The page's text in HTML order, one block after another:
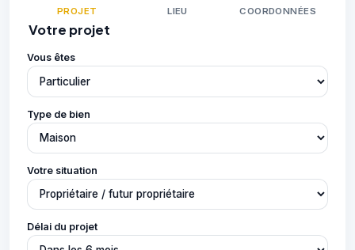
PROJET LIEU COORDONNÉES
Votre projet
Vous êtes
Type de bien
Votre situation
Délai du projet